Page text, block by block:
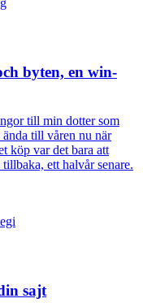
byten, en win-
till min dotter som
till våren nu när
köp var det bara att
ett halvår senare.
sajt